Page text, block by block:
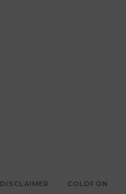
DISCLAIMER COLOFON